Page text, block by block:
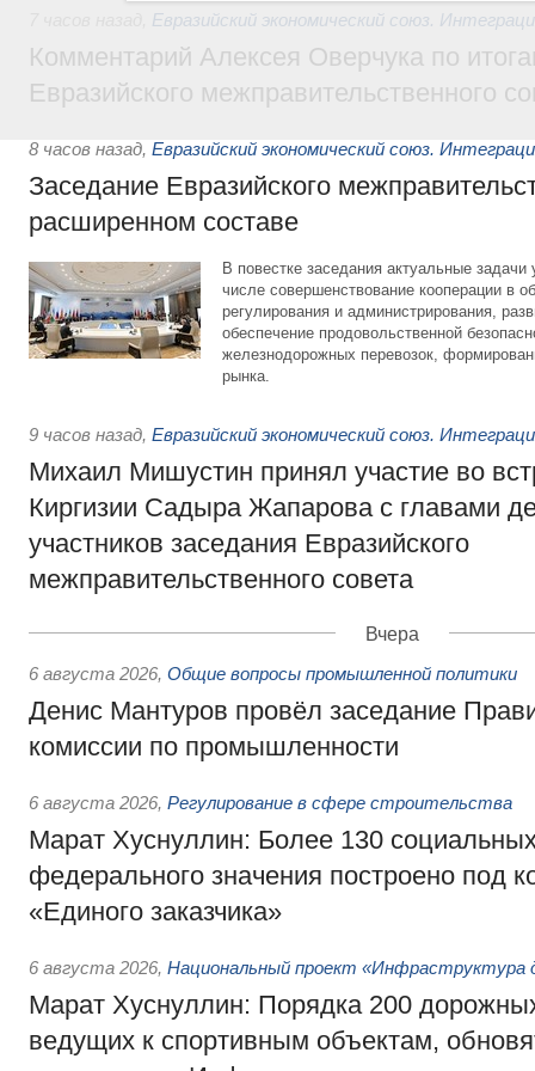
Евразийский экономический союз.
Комментарий Алексея Оверчука по
Евразийского межправительственного
8 часов назад, Евразийский экономический союз.
Заседание Евразийского
расширенном составе
В повестке заседания актуальные задачи
числе совершенствование кооперации в
регулирования и администрирования,
обеспечение продовольственной
железнодорожных перевозок,
рынка.
9 часов назад, Евразийский экономический союз.
Михаил Мишустин принял участие во
Киргизии Садыра Жапарова с главами
участников заседания Евразийского
межправительственного совета
Вчера
6 августа 2026, Общие вопросы промышленной политики
Денис Мантуров провёл заседание
комиссии по промышленности
6 августа 2026, Регулирование в сфере строительства
Марат Хуснуллин: Более 130
федерального значения построено под
«Единого заказчика»
6 августа 2026, Национальный проект «Инфраструктура
Марат Хуснуллин: Порядка 200
ведущих к спортивным объектам,